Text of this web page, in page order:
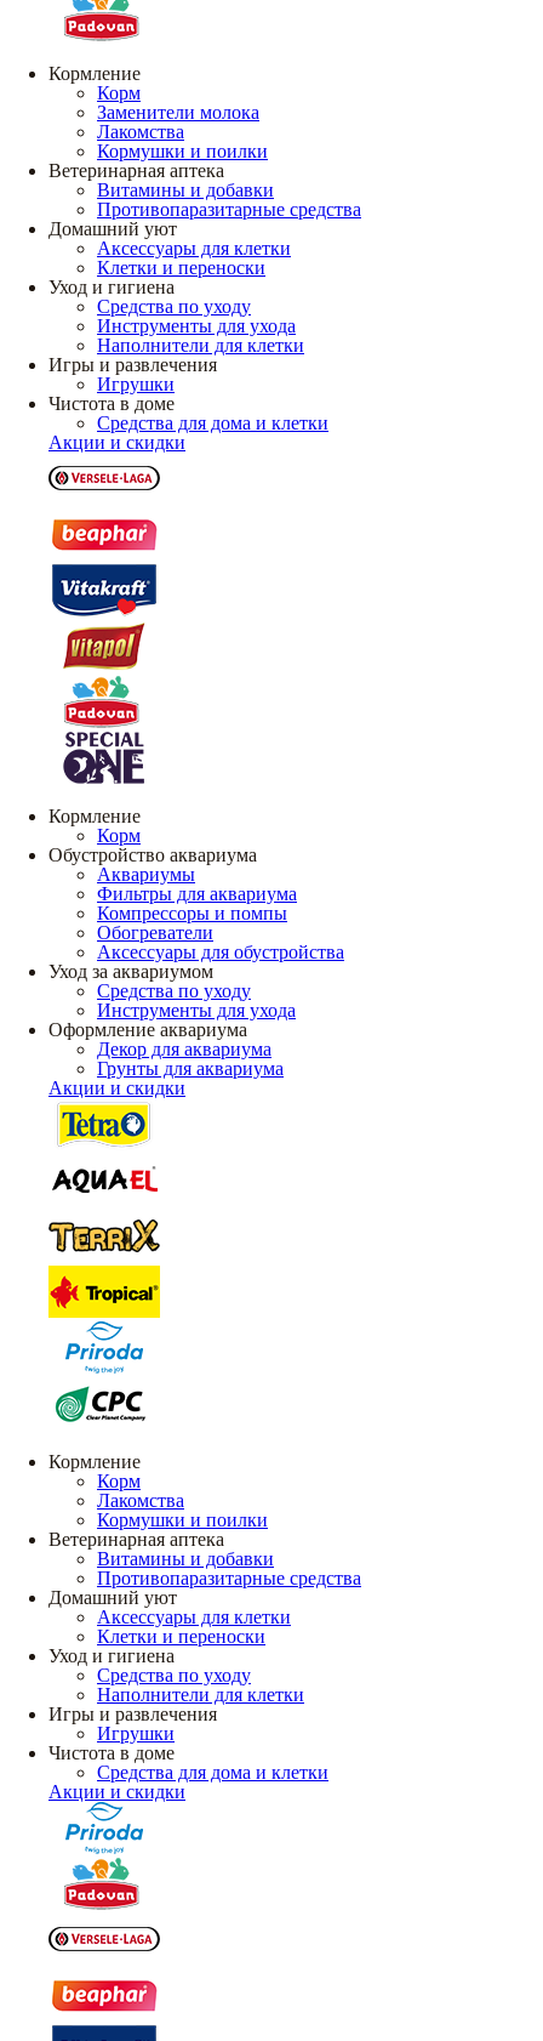
Кормление
Корм
Заменители молока
Лакомства
Кормушки и поилки
Ветеринарная аптека
Витамины и добавки
Противопаразитарные средства
Домашний уют
Аксессуары для клетки
Клетки и переноски
Уход и гигиена
Средства по уходу
Инструменты для ухода
Наполнители для клетки
Игры и развлечения
Игрушки
Чистота в доме
Средства для дома и клетки
Акции и скидки
Кормление
Корм
Обустройство аквариума
Аквариумы
Фильтры для аквариума
Компрессоры и помпы
Обогреватели
Аксессуары для обустройства
Уход за аквариумом
Средства по уходу
Инструменты для ухода
Оформление аквариума
Декор для аквариума
Грунты для аквариума
Акции и скидки
Кормление
Корм
Лакомства
Кормушки и поилки
Ветеринарная аптека
Витамины и добавки
Противопаразитарные средства
Домашний уют
Аксессуары для клетки
Клетки и переноски
Уход и гигиена
Средства по уходу
Наполнители для клетки
Игры и развлечения
Игрушки
Чистота в доме
Средства для дома и клетки
Акции и скидки